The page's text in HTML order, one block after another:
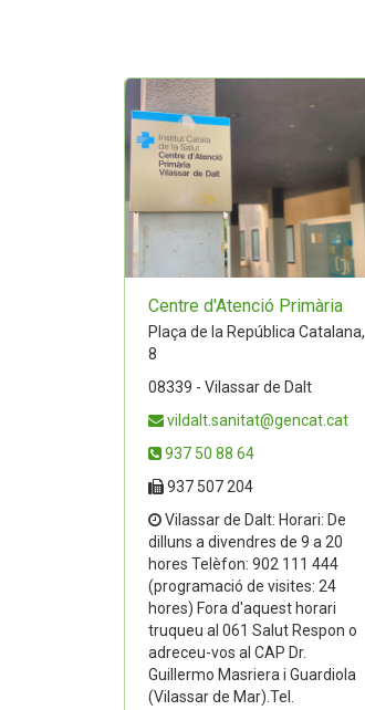
Centre d'Atenció Primària
Plaça de la República Catalana,
8
08339 - Vilassar de Dalt
vildalt.sanitat@gencat.cat
937 50 88 64
937 507 204
Vilassar de Dalt: Horari: De
dilluns a divendres de 9 a 20
hores Telèfon: 902 111 444
(programació de visites: 24
hores) Fora d'aquest horari
truqueu al 061 Salut Respon o
adreceu-vos al CAP Dr.
Guillermo Masriera i Guardiola
(Vilassar de Mar).Tel.